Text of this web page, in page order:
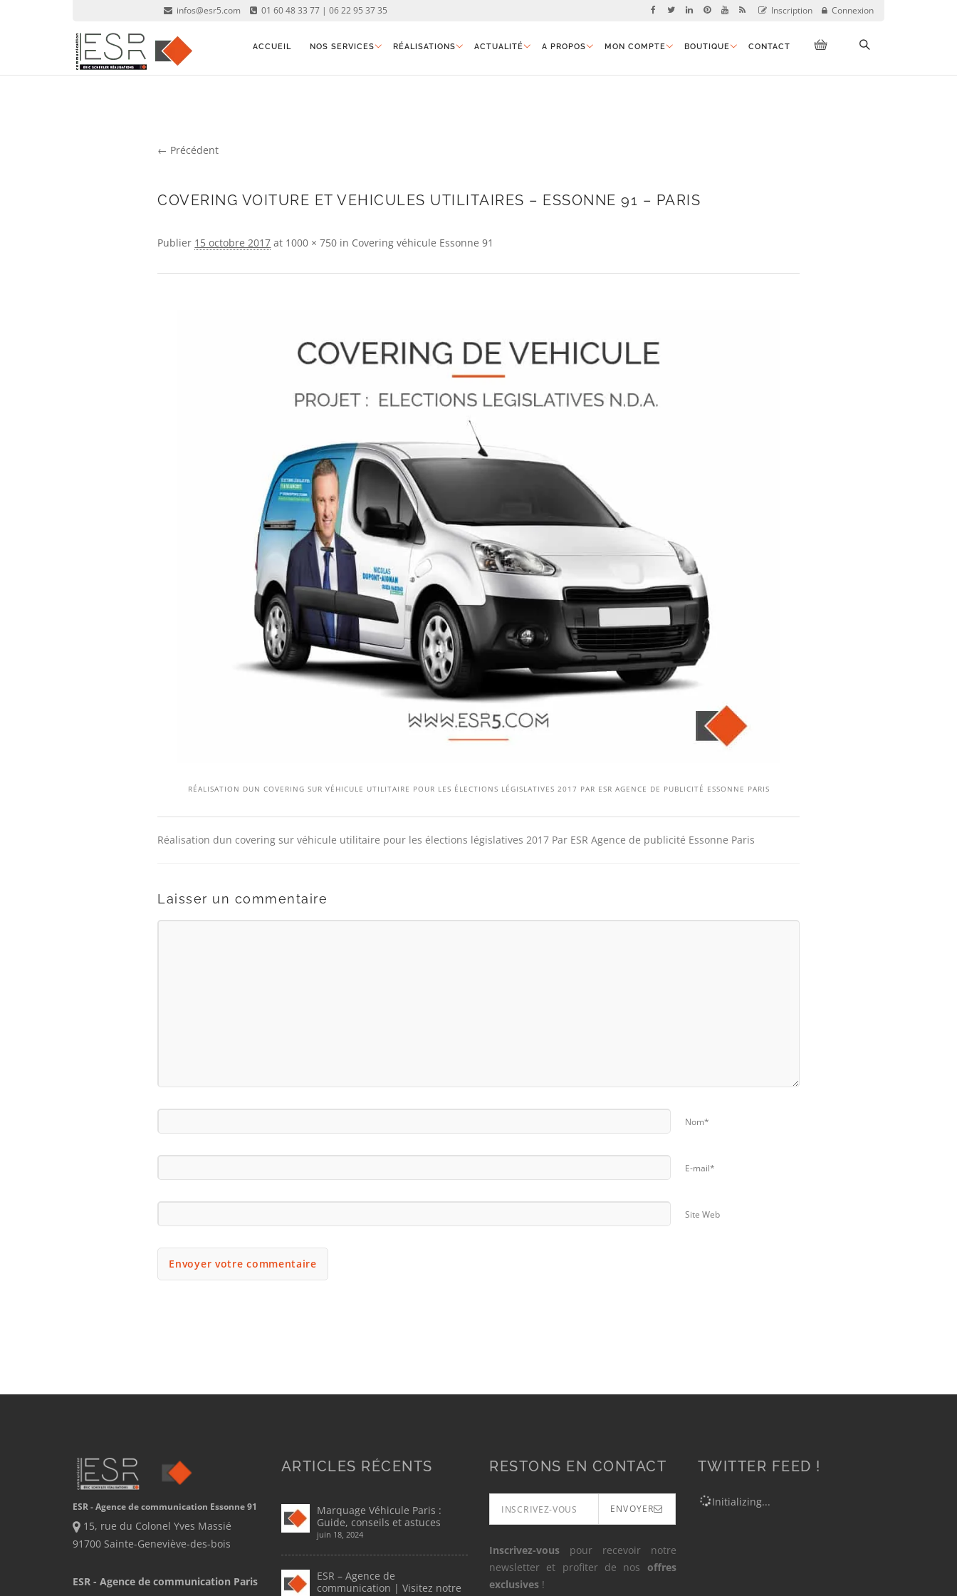
infos@esr5.com 01 60 48 33 77 | 06 22 95 37 35 Inscription Connexion
ACCUEIL NOS SERVICES RÉALISATIONS ACTUALITÉ A PROPOS MON COMPTE BOUTIQUE CONTACT
← Précédent
COVERING VOITURE ET VEHICULES UTILITAIRES – ESSONNE 91 – PARIS
Publier 15 octobre 2017 at 1000 × 750 in Covering véhicule Essonne 91
RÉALISATION DUN COVERING SUR VÉHICULE UTILITAIRE POUR LES ÉLECTIONS LÉGISLATIVES 2017 PAR ESR AGENCE DE PUBLICITÉ ESSONNE PARIS
Réalisation dun covering sur véhicule utilitaire pour les élections législatives 2017 Par ESR Agence de publicité Essonne Paris
Laisser un commentaire
Nom*
E-mail*
Site Web
ESR - Agence de communication Essonne 91
15, rue du Colonel Yves Massié
91700 Sainte-Geneviève-des-bois
ESR - Agence de communication Paris
ARTICLES RÉCENTS
Marquage Véhicule Paris :
Guide, conseils et astuces
juin 18, 2024
ESR – Agence de
communication | Visitez notre
RESTONS EN CONTACT
ENVOYER
Inscrivez-vous pour recevoir notre
newsletter et profiter de nos offres
exclusives !
TWITTER FEED !
Initializing...